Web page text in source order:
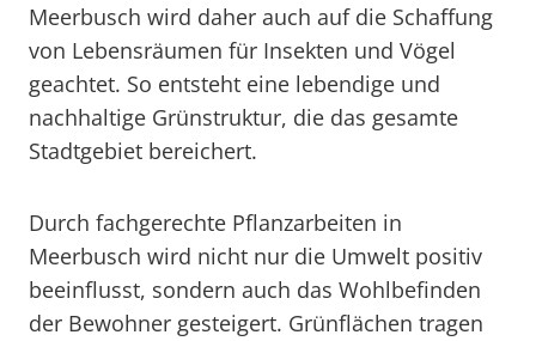
Meerbusch wird daher auch auf die Schaffung
von Lebensräumen für Insekten und Vögel
geachtet. So entsteht eine lebendige und
nachhaltige Grünstruktur, die das gesamte
Stadtgebiet bereichert.
Durch fachgerechte Pflanzarbeiten in
Meerbusch wird nicht nur die Umwelt positiv
beeinflusst, sondern auch das Wohlbefinden
der Bewohner gesteigert. Grünflächen tragen